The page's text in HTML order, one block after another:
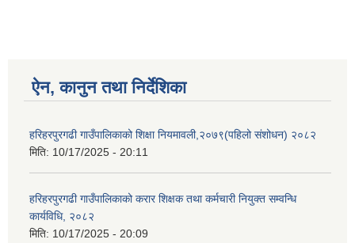
ऐन, कानुन तथा निर्देशिका
हरिहरपुरगढी गाउँपालिकाको शिक्षा नियमावली,२०७९(पहिलो संशोधन) २०८२
मिति: 10/17/2025 - 20:11
हरिहरपुरगढी गाउँपालिकाको करार शिक्षक तथा कर्मचारी नियुक्त सम्वन्धि
कार्यविधि, २०८२
मिति: 10/17/2025 - 20:09